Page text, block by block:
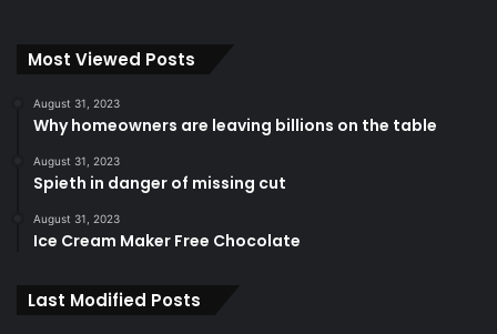
Most Viewed Posts
August 31, 2023
Why homeowners are leaving billions on the table
August 31, 2023
Spieth in danger of missing cut
August 31, 2023
Ice Cream Maker Free Chocolate
Last Modified Posts